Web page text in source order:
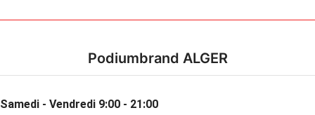
Podiumbrand ALGER
Samedi - Vendredi 9:00 - 21:00